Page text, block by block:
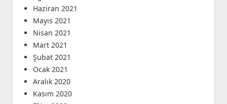
Haziran 2021
Mayıs 2021
Nisan 2021
Mart 2021
Şubat 2021
Ocak 2021
Aralık 2020
Kasım 2020